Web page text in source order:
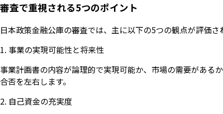
審査で重視される5つのポイント
日本政策金融公庫の審査では、主に以下の5つの観点が評価さ
1. 事業の実現可能性と将来性
事業計画書の内容が論理的で実現可能か、市場の需要がある
合否を左右します。
2. 自己資金の充実度